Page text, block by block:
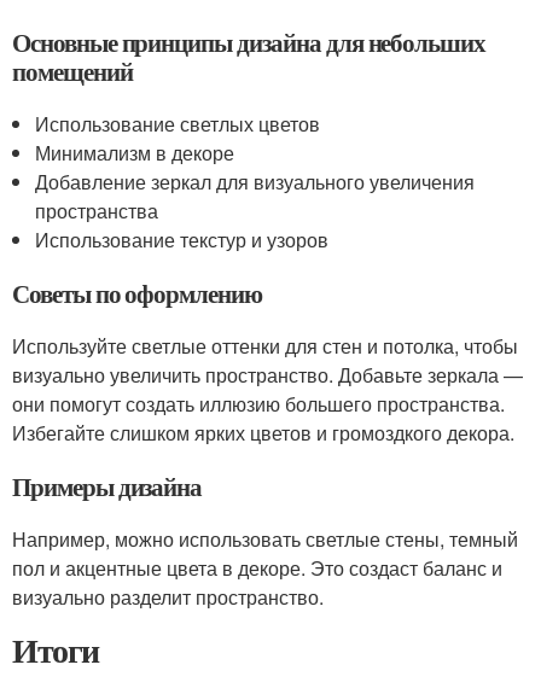
Основные принципы дизайна для небольших
помещений
Использование светлых цветов
Минимализм в декоре
Добавление зеркал для визуального увеличения
пространства
Использование текстур и узоров
Советы по оформлению
Используйте светлые оттенки для стен и потолка, чтобы
визуально увеличить пространство. Добавьте зеркала —
они помогут создать иллюзию большего пространства.
Избегайте слишком ярких цветов и громоздкого декора.
Примеры дизайна
Например, можно использовать светлые стены, темный
пол и акцентные цвета в декоре. Это создаст баланс и
визуально разделит пространство.
Итоги